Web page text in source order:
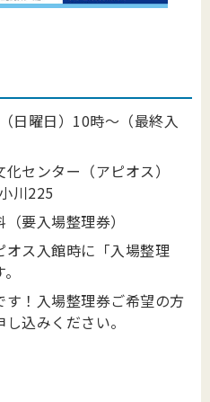
日曜日）10時～（最終入
センター（アピオス）
川225
要入場整理券）
オス入館時に「入場整理
！入場整理券ご希望の方
込みください。